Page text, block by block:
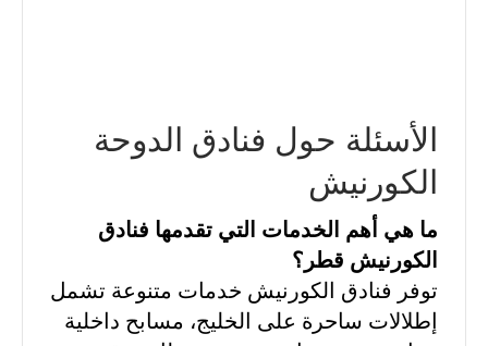
الأسئلة حول فنادق الدوحة
الكورنيش
ما هي أهم الخدمات التي تقدمها فنادق
الكورنيش قطر؟
توفر فنادق الكورنيش خدمات متنوعة تشمل
إطلالات ساحرة على الخليج، مسابح داخلية